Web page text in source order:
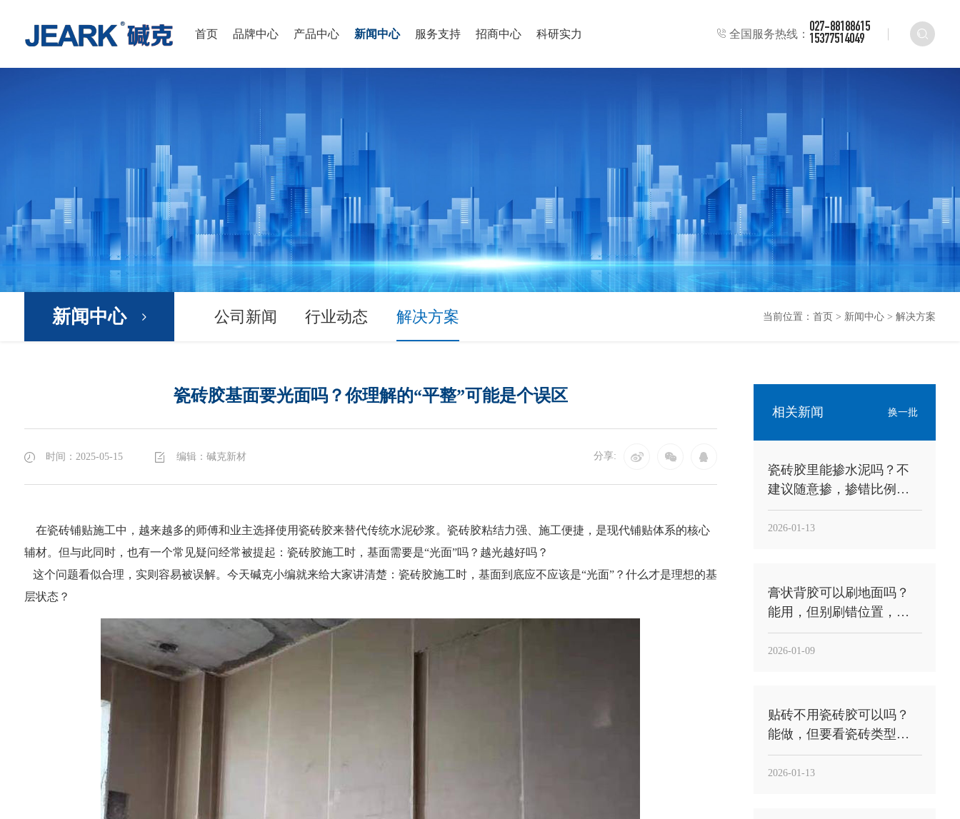
首页 品牌中心 产品中心 新闻中心 服务支持 招商中心 科研实力 全国服务热线： 027-88188615
15377514049
新闻中心 公司新闻 行业动态 解决方案 当前位置：首页 > 新闻中心 >解决方案
瓷砖胶基面要光面吗？你理解的“平整”可能是个误区
时间：2025-05-15 编辑：碱克新材 分享:
在瓷砖铺贴施工中，越来越多的师傅和业主选择使用瓷砖胶来替代传统水泥砂浆。瓷砖胶粘结力强、施工便捷，是现代铺贴体系的核心
辅材。但与此同时，也有一个常见疑问经常被提起：瓷砖胶施工时，基面需要是“光面”吗？越光越好吗？
这个问题看似合理，实则容易被误解。今天碱克小编就来给大家讲清楚：瓷砖胶施工时，基面到底应不应该是“光面”？什么才是理想的基
层状态？
相关新闻 换一批
瓷砖胶里能掺水泥吗？不
建议随意掺，掺错比例反
而更容易空鼓
2026-01-13
膏状背胶可以刷地面吗？
能用，但别刷错位置，关
键是“刷砖背”不是“刷地面
基层”
2026-01-09
贴砖不用瓷砖胶可以吗？
能做，但要看瓷砖类型和
工况，别把“能贴”当“能稳”
2026-01-13